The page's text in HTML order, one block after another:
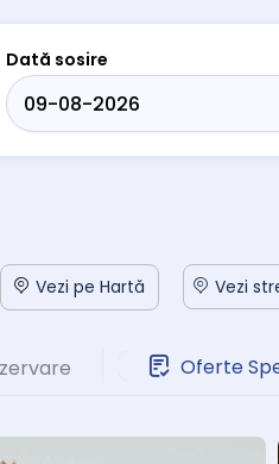
Dată sosire
Vezi pe Hartă Vezi
Oferte